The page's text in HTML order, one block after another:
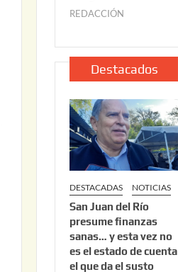
2
6
REDACCIÓN
l
i
o
2
2
,
2
0
2
6
Destacados
DESTACADAS NOTICIAS
San Juan del Río
presume finanzas
sanas… y esta vez no
es el estado de cuenta
el que da el susto